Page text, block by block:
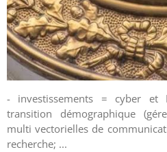
- investissements = cyber et
transition démographique
multi vectorielles de
recherche; ...